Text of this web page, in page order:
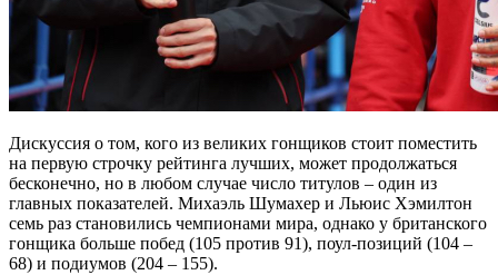
Дискуссия о том, кого из великих гонщиков стоит поместить
на первую строчку рейтинга лучших, может продолжаться
бесконечно, но в любом случае число титулов – один из
главных показателей. Михаэль Шумахер и Льюис Хэмилтон
семь раз становились чемпионами мира, однако у британского
гонщика больше побед (105 против 91), поул-позиций (104 –
68) и подиумов (204 – 155).